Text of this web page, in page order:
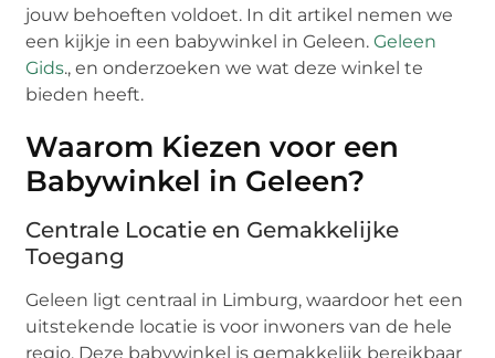
jouw behoeften voldoet. In dit artikel nemen we
een kijkje in een babywinkel in Geleen.Geleen
Gids., en onderzoeken we wat deze winkel te
bieden heeft.
Waarom Kiezen voor een
Babywinkel in Geleen?
Centrale Locatie en Gemakkelijke
Toegang
Geleen ligt centraal in Limburg, waardoor het een
uitstekende locatie is voor inwoners van de hele
regio. Deze babywinkel is gemakkelijk bereikbaar